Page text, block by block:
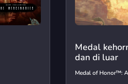
Medal
dan di luar
Medal of Honor™: